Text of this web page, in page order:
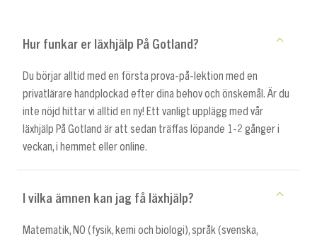
Hur funkar er läxhjälp På Gotland?
Du börjar alltid med en första prova-på-lektion med en
privatlärare handplockad efter dina behov och önskemål. Är du
inte nöjd hittar vi alltid en ny! Ett vanligt upplägg med vår
läxhjälp På Gotland är att sedan träffas löpande 1-2 gånger i
veckan, i hemmet eller online.
I vilka ämnen kan jag få läxhjälp?
Matematik, NO (fysik, kemi och biologi), språk (svenska,